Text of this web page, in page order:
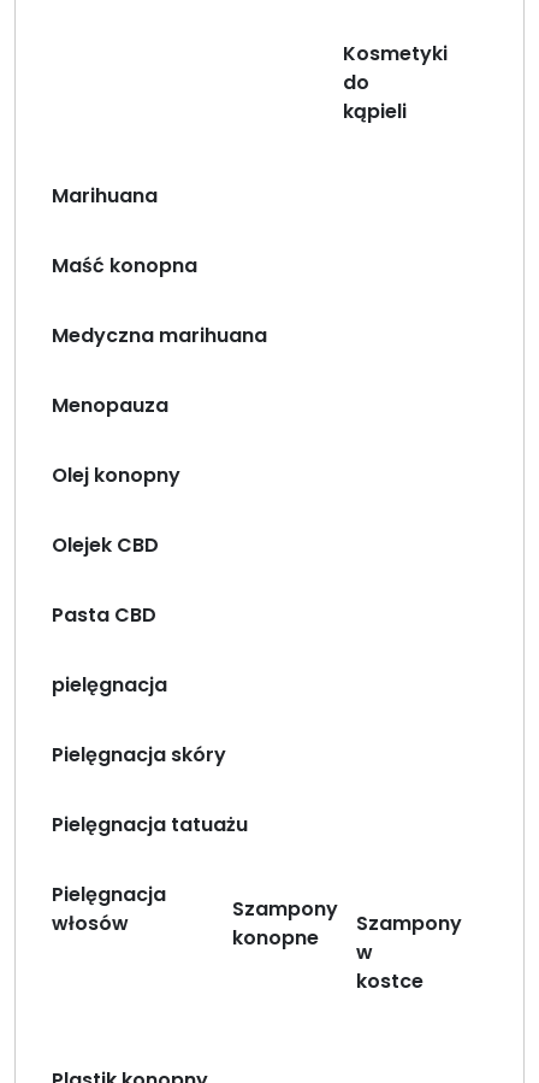
Kosmetyki
do
kąpieli
Marihuana
Maść konopna
Medyczna marihuana
Menopauza
Olej konopny
Olejek CBD
Pasta CBD
pielęgnacja
Pielęgnacja skóry
Pielęgnacja tatuażu
Pielęgnacja
włosów
Szampony
konopne
Szampony
w
kostce